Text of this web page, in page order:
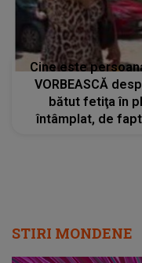
Cine este
VORBEASCĂ
bătut fetiţa în
întâmplat, de
STIRI MONDENE